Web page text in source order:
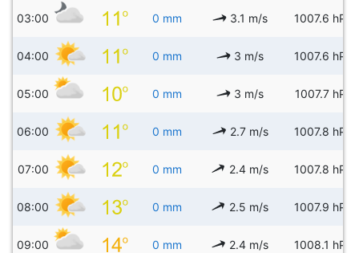
03:00 0 mm 3.1 m/s 1007.6 hPa
04:00 0 mm 3 m/s 1007.6 hPa
05:00 0 mm 3 m/s 1007.7 hPa
06:00 0 mm 2.7 m/s 1007.8 hPa
07:00 0 mm 2.4 m/s 1007.8 hPa
08:00 0 mm 2.5 m/s 1007.9 hPa
09:00 0 mm 2.4 m/s 1008.1 hPa